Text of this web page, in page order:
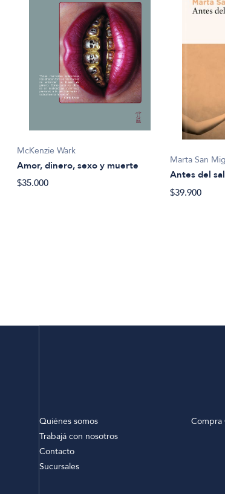
McKenzie Wark
Amor, dinero, sexo y muerte
$35.000
Marta San
Antes del
$39.900
Quiénes somos
Trabajá con nosotros
Contacto
Sucursales
Compra